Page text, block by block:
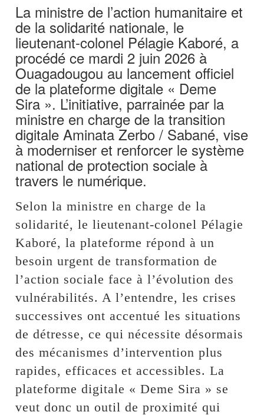
La ministre de l’action humanitaire et
de la solidarité nationale, le
lieutenant-colonel Pélagie Kaboré, a
procédé ce mardi 2 juin 2026 à
Ouagadougou au lancement officiel
de la plateforme digitale « Deme
Sira ». L’initiative, parrainée par la
ministre en charge de la transition
digitale Aminata Zerbo / Sabané, vise
à moderniser et renforcer le système
national de protection sociale à
travers le numérique.
Selon la ministre en charge de la
solidarité, le lieutenant-colonel Pélagie
Kaboré, la plateforme répond à un
besoin urgent de transformation de
l’action sociale face à l’évolution des
vulnérabilités. A l’entendre, les crises
successives ont accentué les situations
de détresse, ce qui nécessite désormais
des mécanismes d’intervention plus
rapides, efficaces et accessibles. La
plateforme digitale « Deme Sira » se
veut donc un outil de proximité qui